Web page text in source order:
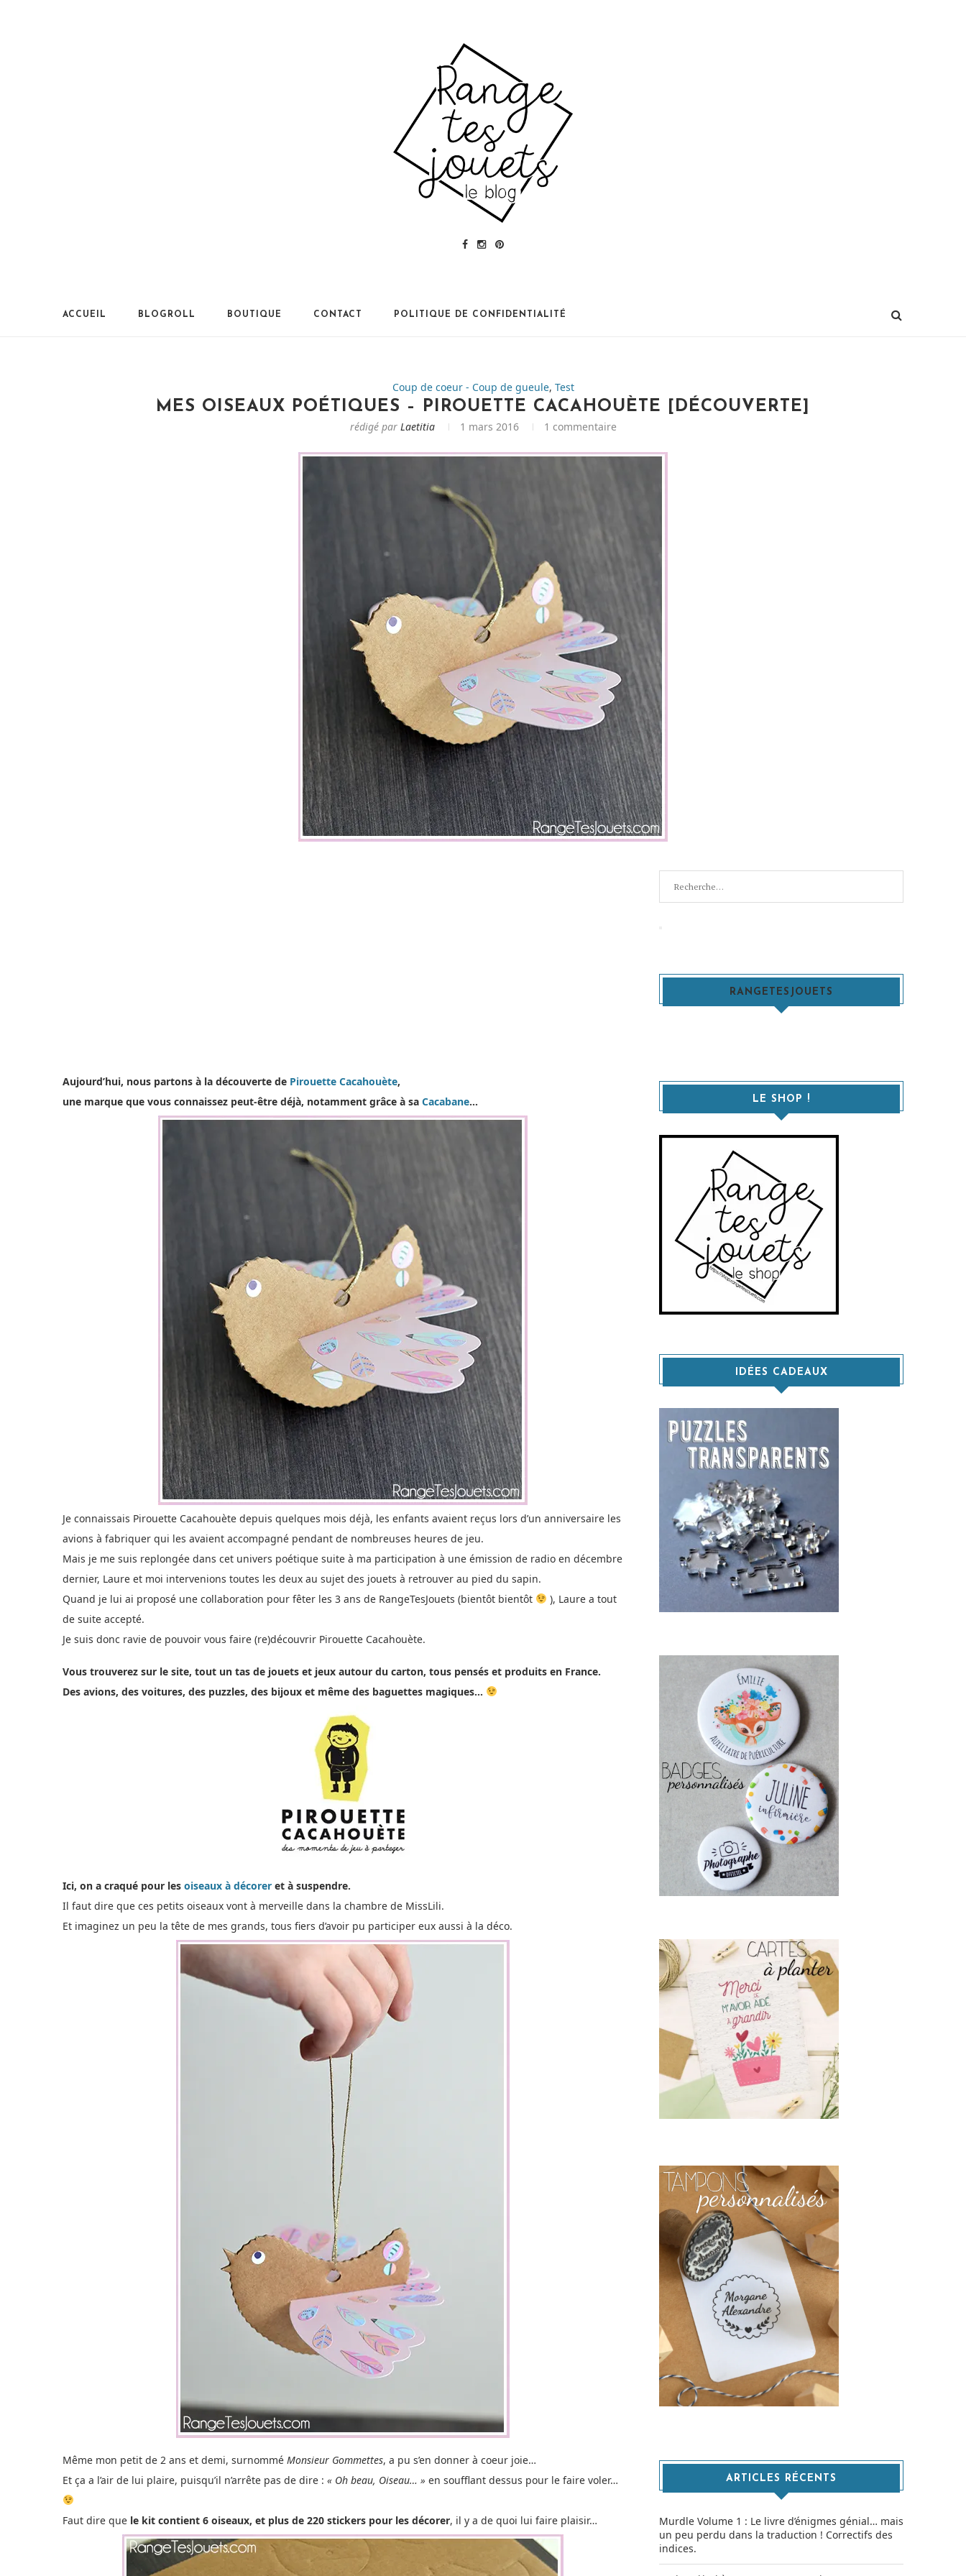
ACCUEIL BLOGROLL BOUTIQUE CONTACT POLITIQUE DE CONFIDENTIALITÉ
Coup de coeur - Coup de gueule, Test
MES OISEAUX POÉTIQUES – PIROUETTE CACAHOUÈTE [DÉCOUVERTE]
rédigé par Laetitia 1 mars 2016 1 commentaire
Aujourd’hui, nous partons à la découverte de Pirouette Cacahouète,
une marque que vous connaissez peut-être déjà, notamment grâce à sa Cacabane…
Je connaissais Pirouette Cacahouète depuis quelques mois déjà, les enfants avaient reçus lors d’un anniversaire les
avions à fabriquer qui les avaient accompagné pendant de nombreuses heures de jeu.
Mais je me suis replongée dans cet univers poétique suite à ma participation à une émission de radio en décembre
dernier, Laure et moi intervenions toutes les deux au sujet des jouets à retrouver au pied du sapin.
Quand je lui ai proposé une collaboration pour fêter les 3 ans de RangeTesJouets (bientôt bientôt
), Laure a tout
de suite accepté.
Je suis donc ravie de pouvoir vous faire (re)découvrir Pirouette Cacahouète.
Vous trouverez sur le site, tout un tas de jouets et jeux autour du carton, tous pensés et produits en France.
Des avions, des voitures, des puzzles, des bijoux et même des baguettes magiques…
Ici, on a craqué pour les oiseaux à décorer et à suspendre.
Il faut dire que ces petits oiseaux vont à merveille dans la chambre de MissLili.
Et imaginez un peu la tête de mes grands, tous fiers d’avoir pu participer eux aussi à la déco.
Même mon petit de 2 ans et demi, surnommé Monsieur Gommettes, a pu s’en donner à coeur joie…
Et ça a l’air de lui plaire, puisqu’il n’arrête pas de dire : « Oh beau, Oiseau… » en soufflant dessus pour le faire voler…
Faut dire que le kit contient 6 oiseaux, et plus de 220 stickers pour les décorer, il y a de quoi lui faire plaisir…
pour
:
RANGETESJOUETS
LE SHOP !
IDÉES CADEAUX
ARTICLES RÉCENTS
Murdle Volume 1 : Le livre d’énigmes génial… mais
un peu perdu dans la traduction ! Correctifs des
indices.